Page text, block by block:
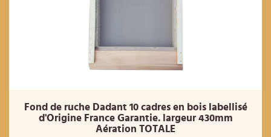
Fond de ruche Dadant 10 cadres en bois labellisé
d'Origine France Garantie. largeur 430mm
Aération TOTALE